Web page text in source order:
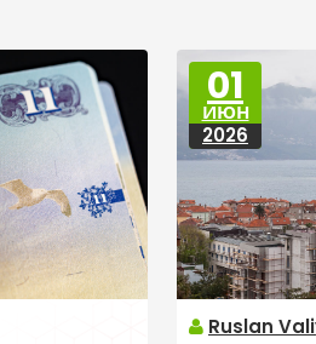
01
ИЮН
2026
Ruslan